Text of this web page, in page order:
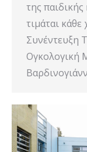
της
τιμάται
Συνέντευξη
Ογκολογική